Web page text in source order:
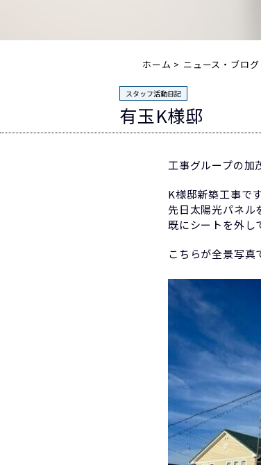
ホーム ニュース・ブログ
スタッフ活動日記
有玉K様邸
工事グループの加
K様邸新築工事で
先日太陽光パネル
既にシートを外し
こちらが全景写真